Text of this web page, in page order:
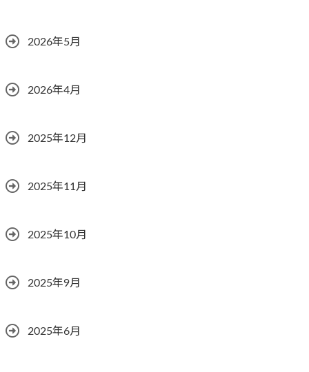
2026年5月
2026年4月
2025年12月
2025年11月
2025年10月
2025年9月
2025年6月